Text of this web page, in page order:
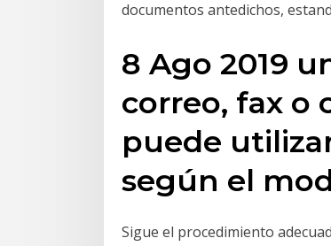
documentos antedichos,
8 Ago 2019
correo, fax o
puede
según el
Sigue el procedimiento